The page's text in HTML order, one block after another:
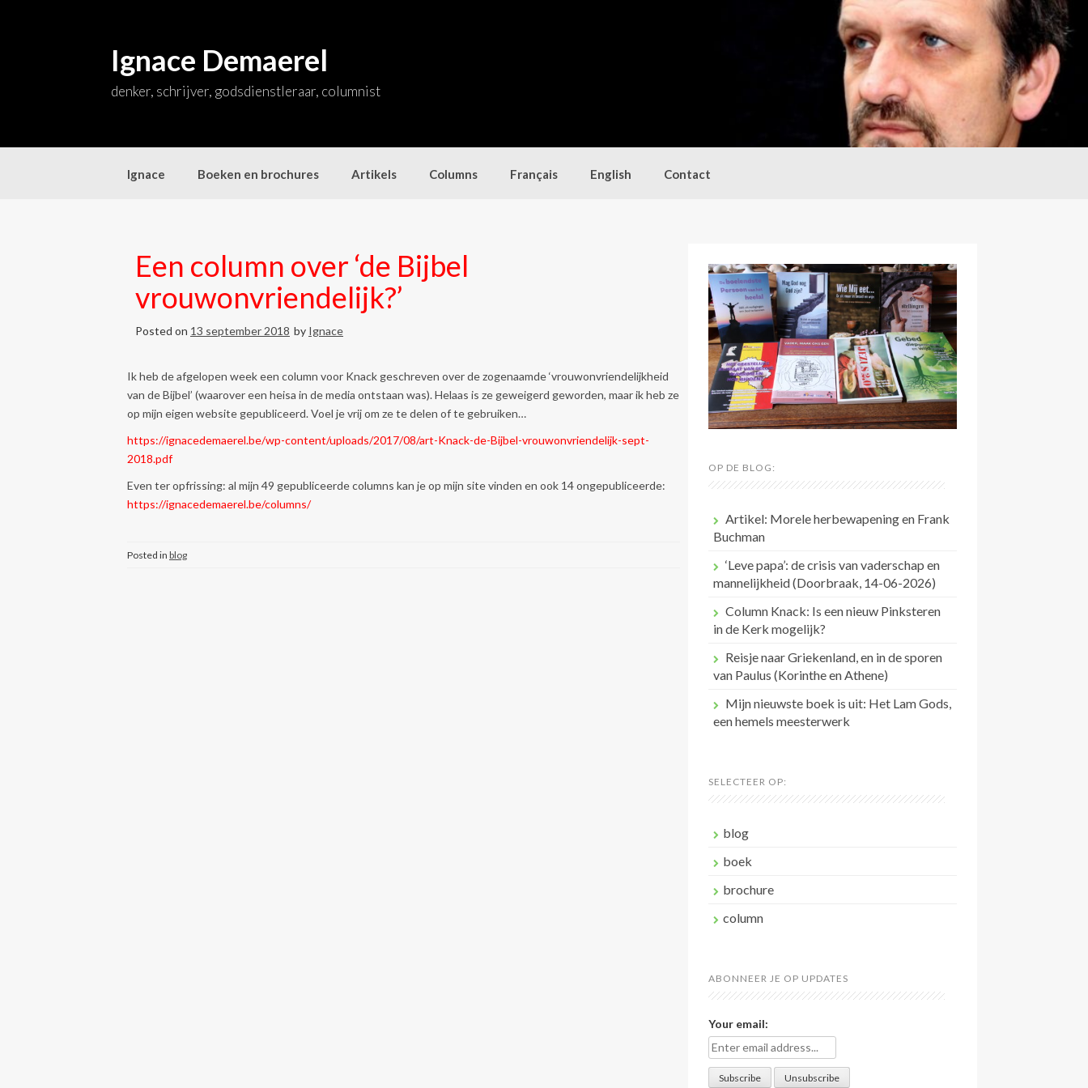
Ignace Demaerel
denker, schrijver, godsdienstleraar, columnist
Ignace Boeken en brochures Artikels Columns Français English Contact
Een column over ‘de Bijbel
vrouwonvriendelijk?’
Posted on 13 september 2018 by Ignace
Ik heb de afgelopen week een column voor Knack geschreven over de zogenaamde ‘vrouwonvriendelijkheid
van de Bijbel’ (waarover een heisa in de media ontstaan was). Helaas is ze geweigerd geworden, maar ik heb ze
op mijn eigen website gepubliceerd. Voel je vrij om ze te delen of te gebruiken…
https://ignacedemaerel.be/wp-content/uploads/2017/08/art-Knack-de-Bijbel-vrouwonvriendelijk-sept-
2018.pdf
Even ter opfrissing: al mijn 49 gepubliceerde columns kan je op mijn site vinden en ook 14 ongepubliceerde:
https://ignacedemaerel.be/columns/
Posted in blog
OP DE BLOG:
Artikel: Morele herbewapening en Frank
Buchman
‘Leve papa’: de crisis van vaderschap en
mannelijkheid (Doorbraak, 14-06-2026)
Column Knack: Is een nieuw Pinksteren
in de Kerk mogelijk?
Reisje naar Griekenland, en in de sporen
van Paulus (Korinthe en Athene)
Mijn nieuwste boek is uit: Het Lam Gods,
een hemels meesterwerk
SELECTEER OP:
blog
boek
brochure
column
ABONNEER JE OP UPDATES
Your email: